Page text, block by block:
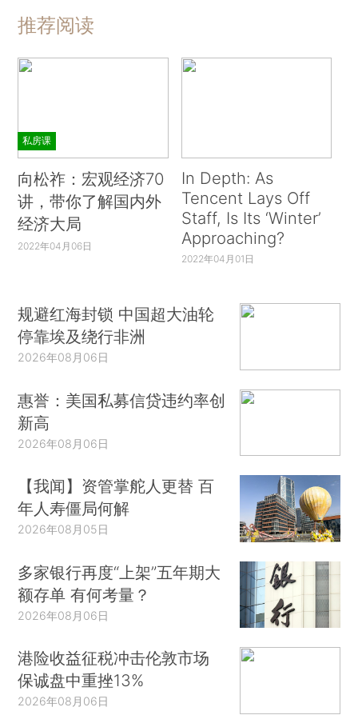
推荐阅读
私房课
向松祚：宏观经济70
讲，带你了解国内外
经济大局
2022年04月06日
In Depth: As
Tencent Lays Off
Staff, Is Its ‘Winter’
Approaching?
2022年04月01日
规避红海封锁 中国超大油轮
停靠埃及绕行非洲
2026年08月06日
惠誉：美国私募信贷违约率创
新高
2026年08月06日
【我闻】资管掌舵人更替 百
年人寿僵局何解
2026年08月05日
多家银行再度“上架”五年期大
额存单 有何考量？
2026年08月06日
港险收益征税冲击伦敦市场
保诚盘中重挫13%
2026年08月06日